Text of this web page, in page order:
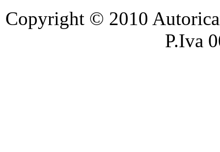
Copyright © 2010
P.Iva